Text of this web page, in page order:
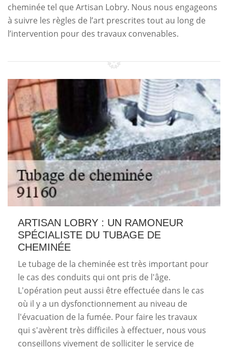
cheminée tel que Artisan Lobry. Nous nous engageons
à suivre les règles de l’art prescrites tout au long de
l’intervention pour des travaux convenables.
ARTISAN LOBRY : UN RAMONEUR
SPÉCIALISTE DU TUBAGE DE
CHEMINÉE
Le tubage de la cheminée est très important pour
le cas des conduits qui ont pris de l'âge.
L'opération peut aussi être effectuée dans le cas
où il y a un dysfonctionnement au niveau de
l'évacuation de la fumée. Pour faire les travaux
qui s'avèrent très difficiles à effectuer, nous vous
conseillons vivement de solliciter le service de